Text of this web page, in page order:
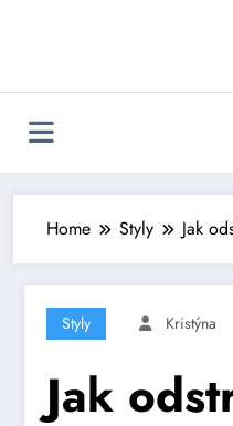
Home Styly Jak
Styly Kristýna
Jak